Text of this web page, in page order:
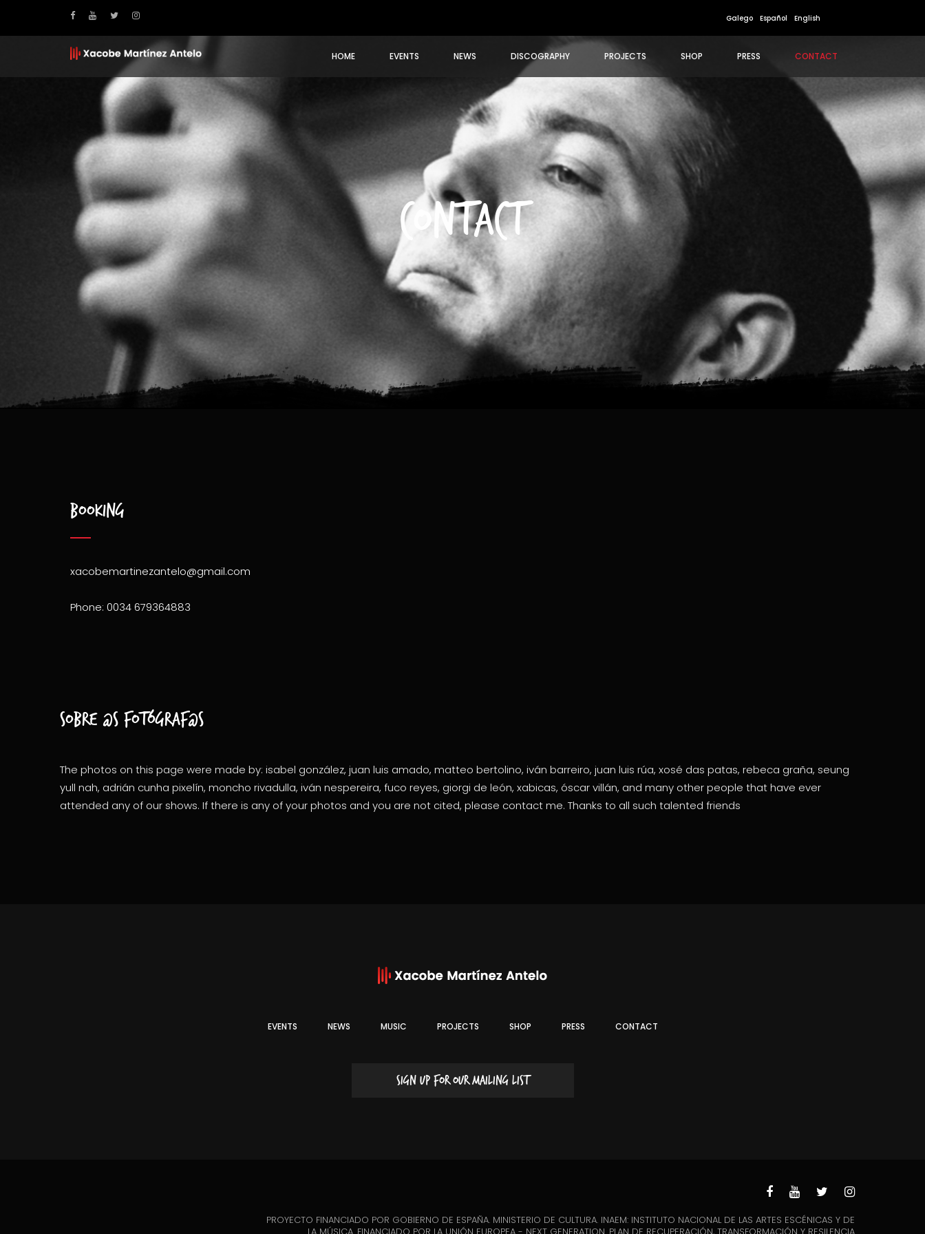
Galego Español English
HOME EVENTS NEWS DISCOGRAPHY PROJECTS SHOP PRESS CONTACT
CONTACT
Booking
xacobemartinezantelo@gmail.com
Phone: 0034 679364883
Sobre @s fotógraf@s
The photos on this page were made by: isabel gonzález, juan luis amado, matteo bertolino, iván barreiro, juan luis rúa, xosé das patas, rebeca graña, seung
yull nah, adrián cunha pixelín, moncho rivadulla, iván nespereira, fuco reyes, giorgi de león, xabicas, óscar villán, and many other people that have ever
attended any of our shows. If there is any of your photos and you are not cited, please contact me. Thanks to all such talented friends
EVENTS NEWS MUSIC PROJECTS SHOP PRESS CONTACT
SIGN UP FOR OUR MAILING LIST
PROYECTO FINANCIADO POR GOBIERNO DE ESPAÑA. MINISTERIO DE CULTURA. INAEM: INSTITUTO NACIONAL DE LAS ARTES ESCÉNICAS Y DE